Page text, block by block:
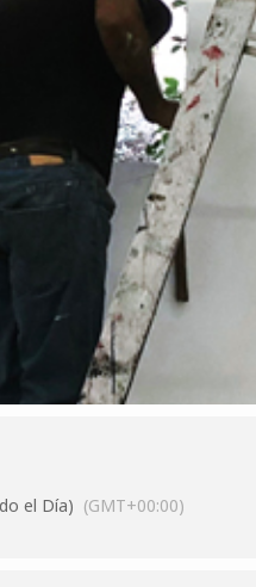
el Día) (GMT+00:00)